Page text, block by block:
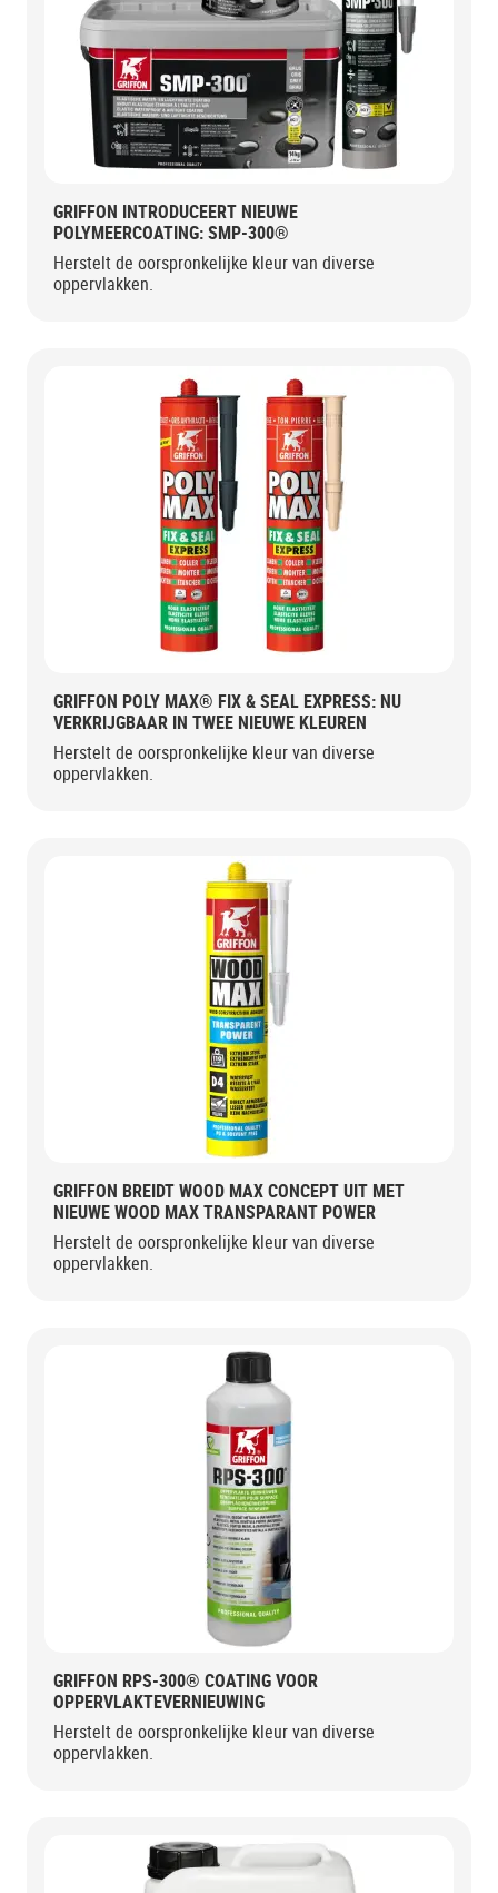
GRIFFON INTRODUCEERT NIEUWE
POLYMEERCOATING: SMP-300®
Herstelt de oorspronkelijke kleur van diverse
oppervlakken.
GRIFFON POLY MAX® FIX & SEAL EXPRESS: NU
VERKRIJGBAAR IN TWEE NIEUWE KLEUREN
Herstelt de oorspronkelijke kleur van diverse
oppervlakken.
GRIFFON BREIDT WOOD MAX CONCEPT UIT MET
NIEUWE WOOD MAX TRANSPARANT POWER
Herstelt de oorspronkelijke kleur van diverse
oppervlakken.
GRIFFON RPS-300® COATING VOOR
OPPERVLAKTEVERNIEUWING
Herstelt de oorspronkelijke kleur van diverse
oppervlakken.